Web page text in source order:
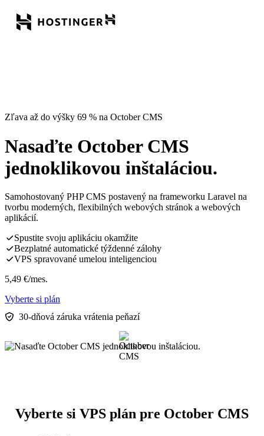
Zľava až do výšky 69 % na October CMS
Nasaďte October CMS
jednoklikovou inštaláciou.
Samohostovaný PHP CMS postavený na frameworku Laravel na
tvorbu moderných, flexibilných webových stránok a webových
aplikácií.
Spustite svoju aplikáciu okamžite
Bezplatné automatické týždenné zálohy
VPS spravované umelou inteligenciou
5,49 €/mes.
Vyberte si plán
30-dňová záruka vrátenia peňazí
Vyberte si VPS plán pre October CMS